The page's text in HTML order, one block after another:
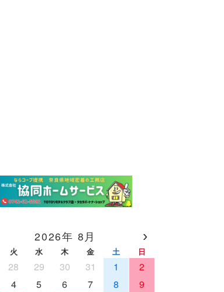
2026年 8月 ›
火 水 木 金 土 日
28 29 30 31 1
2
4 5 6 7 8
9